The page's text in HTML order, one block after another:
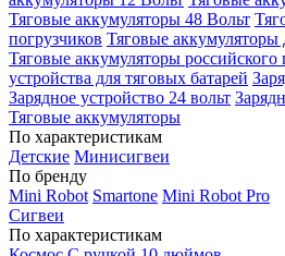
Тяговые аккумуляторы 48 Вольт
погрузчиков Тяговые аккумуляторы
Тяговые аккумуляторы российского
устройства для тяговых батарей
Зарядное устройство 24 вольт
Тяговые аккумуляторы
По характеристикам
Детские Минисигвеи
По бренду
Mini Robot Smartone Mini Robot Pro
Сигвеи
По характеристикам